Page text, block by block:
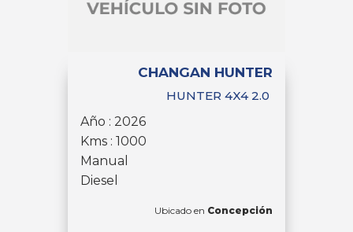
CHANGAN HUNTER
HUNTER 4X4 2.0
Año : 2026
Kms : 1000
Manual
Diesel
Ubicado en Concepción